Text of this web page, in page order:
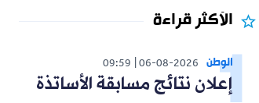
الأكثر قراءة
الوطن 06-08-2026
09:59
إعلان نتائج مسابقة الأساتذة